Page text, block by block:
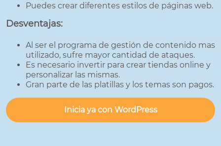
Puedes crear diferentes estilos de páginas web.
Desventajas:
Al ser el programa de gestión de contenido mas
utilizado, sufre mayor cantidad de ataques.
Es necesario invertir para crear tiendas online y
personalizar las mismas.
Gran parte de las platillas y los temas son pagos.
Inicia ya con WordPress